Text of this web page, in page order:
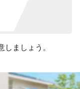
ましょう。